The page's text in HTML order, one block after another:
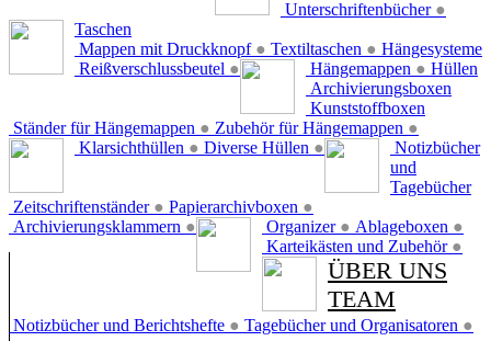
Unterschriftenbücher ●
Taschen
Mappen mit Druckknopf ● Textiltaschen ●
Reißverschlussbeutel ●
Hängesysteme
Hängemappen ●
Ständer für Hängemappen ● Zubehör für Hängemappen ●
Hüllen
Klarsichthüllen ● Diverse Hüllen ●
Archivierungsboxen
Zeitschriftenständer ● Papierarchivboxen ●
Archivierungsklammern ●
Kunststoffboxen
Organizer ● Ablageboxen ●
Karteikästen und Zubehör ●
Notizbücher
und
Tagebücher
Notizbücher und Berichtshefte ● Tagebücher und Organisatoren ●
ÜBER UNS
TEAM